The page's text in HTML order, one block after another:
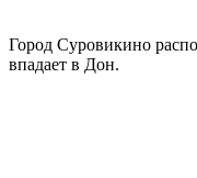
Город Суровикино
впадает в Дон.